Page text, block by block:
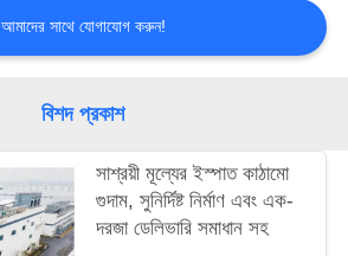
আমাদের সাথে যোগাযোগ করুন!
বিশদ প্রকাশ
সাশ্রয়ী মূল্যের ইস্পাত কাঠামো
গুদাম, সুনির্দিষ্ট নির্মাণ এবং এক-
দরজা ডেলিভারি সমাধান সহ